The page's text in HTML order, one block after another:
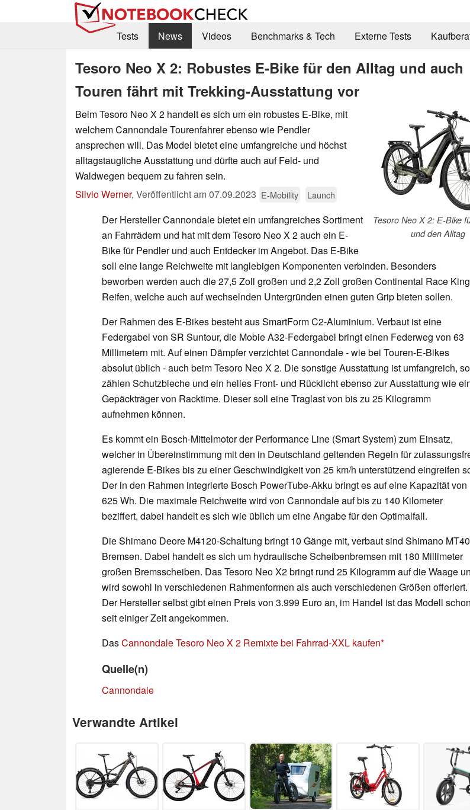
Tests
News Videos Benchmarks & Tech Externe Tests
Tesoro Neo X 2: Robustes E-Bike für den Alltag und auch
Touren fährt mit Trekking-Ausstattung vor
Tesoro Neo X 2: E-Bike
und den Alltag
Beim Tesoro Neo X 2 handelt es sich um ein robustes E-Bike, mit
welchem Cannondale Tourenfahrer ebenso wie Pendler
ansprechen will. Das Model bietet eine umfangreiche und höchst
alltagstaugliche Ausstattung und dürfte auch auf Feld- und
Waldwegen bequem zu fahren sein.
Silvio Werner, Veröffentlicht am07.09.2023 E-Mobility Launch
Der Hersteller Cannondale bietet ein umfangreiches Sortiment
an Fahrrädern und hat mit dem Tesoro Neo X 2 auch ein E-
Bike für Pendler und auch Entdecker im Angebot. Das E-Bike
soll eine lange Reichweite mit langlebigen Komponenten verbinden. Besonders
beworben werden auch die 27,5 Zoll großen und 2,2 Zoll großen Continental Race
Reifen, welche auch auf wechselnden Untergründen einen guten Grip bieten sollen.
Der Rahmen des E-Bikes besteht aus SmartForm C2-Aluminium. Verbaut ist eine
Federgabel von SR Suntour, die Mobie A32-Federgabel bringt einen Federweg von 63
Millimetern mit. Auf einen Dämpfer verzichtet Cannondale - wie bei Touren-E-Bikes
absolut üblich - auch beim Tesoro Neo X 2. Die sonstige Ausstattung ist umfangreich, so
zählen Schutzbleche und ein helles Front- und Rücklicht ebenso zur Ausstattung wie
Gepäckträger von Racktime. Dieser soll eine Traglast von bis zu 25 Kilogramm
aufnehmen können.
Es kommt ein Bosch-Mittelmotor der Performance Line (Smart System) zum Einsatz,
welcher in Übereinstimmung mit den in Deutschland geltenden Regeln für
agierende E-Bikes bis zu einer Geschwindigkeit von 25 km/h unterstützend eingreifen
Der in den Rahmen integrierte Bosch PowerTube-Akku bringt es auf eine Kapazität von
625 Wh. Die maximale Reichweite wird von Cannondale auf bis zu 140 Kilometer
beziffert, dabei handelt es sich wie üblich um eine Angabe für den Optimalfall.
Die Shimano Deore M4120-Schaltung bringt 10 Gänge mit, verbaut sind Shimano
Bremsen. Dabei handelt es sich um hydraulische Scheibenbremsen mit 180 Millimeter
großen Bremsscheiben. Das Tesoro Neo X2 bringt rund 25 Kilogramm auf die Waage
wird sowohl in verschiedenen Rahmenformen als auch verschiedenen Größen offeriert.
Der Hersteller selbst gibt einen Preis von 3.999 Euro an, im Handel ist das Modell schon
seit einiger Zeit angekommen.
DasCannondale Tesoro Neo X 2 Remixte bei Fahrrad-XXL kaufen*
Quelle(n)
Cannondale
Verwandte Artikel